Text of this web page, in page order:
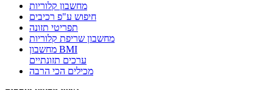
מחשבון קלוריות
חיפוש ע"פ רכיבים
תפריטי תזונה
מחשבון שריפת קלוריות
מחשבון BMI
ערכים תזונתיים
מכילים הכי הרבה